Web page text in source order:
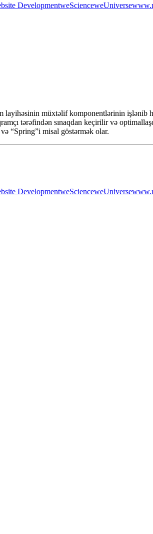
DevelopmentweScienceweUniverse
müxtəlif komponentlərinin işlənib
tərəfindən sınaqdan keçirilir və
“Spring”i misal göstərmək olar.
DevelopmentweScienceweUniverse